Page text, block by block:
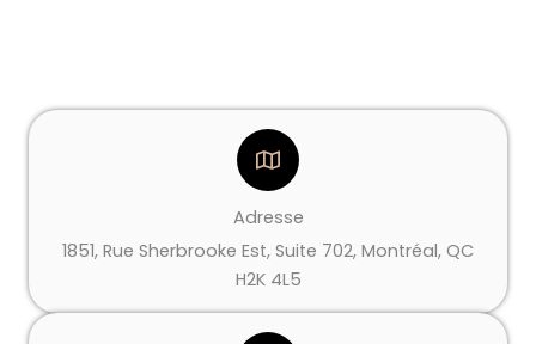
Adresse
1851, Rue Sherbrooke Est, Suite 702, Montréal, QC
H2K 4L5